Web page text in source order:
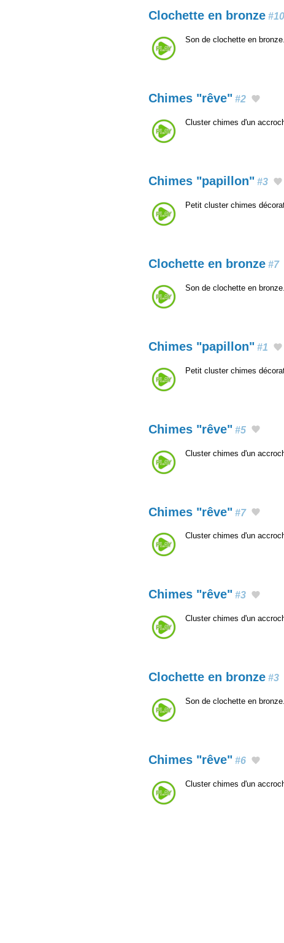
Clochette en bronze #10
Son de clochette en bronze.
Chimes "rêve" #2
Cluster chimes d'un
Chimes "papillon" #3
Petit cluster chimes
Clochette en bronze #7
Son de clochette en bronze.
Chimes "papillon" #1
Petit cluster chimes
Chimes "rêve" #5
Cluster chimes d'un
Chimes "rêve" #7
Cluster chimes d'un
Chimes "rêve" #3
Cluster chimes d'un
Clochette en bronze #3
Son de clochette en bronze.
Chimes "rêve" #6
Cluster chimes d'un